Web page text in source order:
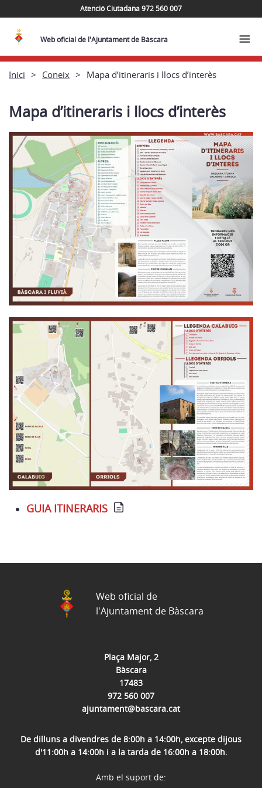
Atenció Ciutadana 972 560 007
Web oficial de l'Ajuntament de Bàscara
Inici Coneix Mapa d’itineraris i llocs d’interès
Mapa d’itineraris i llocs d’interès
GUIA ITINERARIS
Plaça Major, 2
Bàscara
17483
972 560 007
ajuntament@bascara.cat
De dilluns a divendres de 8:00h a 14:00h, excepte dijous
d'11:00h a 14:00h i a la tarda de 16:00h a 18:00h.
Web oficial de
l'Ajuntament de Bàscara
Amb el suport de: